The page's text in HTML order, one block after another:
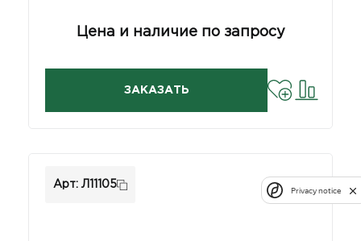
Цена и наличие по запросу
ЗАКАЗАТЬ
Арт: Л11105
Privacy notice